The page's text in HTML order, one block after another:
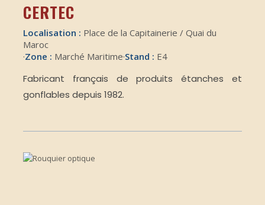
CERTEC
Localisation : Place de la Capitainerie / Quai du
Maroc
·Zone : Marché Maritime·Stand : E4
Fabricant français de produits étanches et
gonflables depuis 1982.